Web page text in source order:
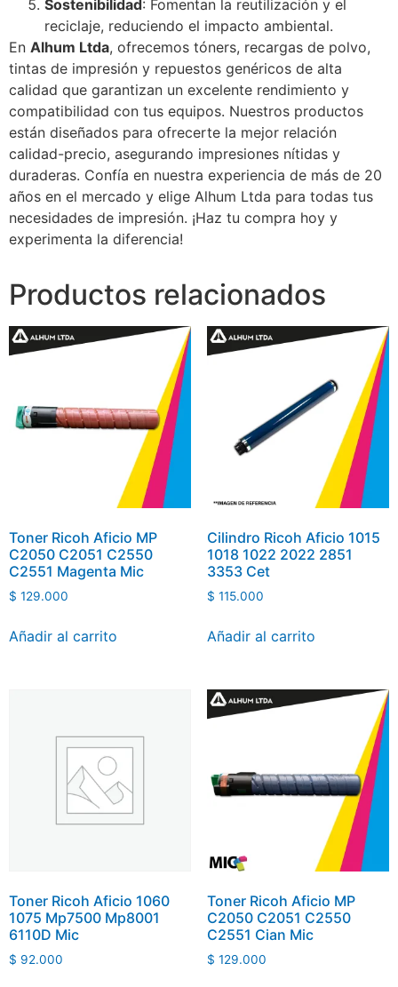
Sostenibilidad : Fomentan la reutilización y el
reciclaje, reduciendo el impacto ambiental.
En Alhum Ltda, ofrecemos tóners, recargas de polvo,
tintas de impresión y repuestos genéricos de alta
calidad que garantizan un excelente rendimiento y
compatibilidad con tus equipos. Nuestros productos
están diseñados para ofrecerte la mejor relación
calidad-precio, asegurando impresiones nítidas y
duraderas. Confía en nuestra experiencia de más de 20
años en el mercado y elige Alhum Ltda para todas tus
necesidades de impresión. ¡Haz tu compra hoy y
experimenta la diferencia!
Productos relacionados
Toner Ricoh Aficio MP
C2050 C2051 C2550
C2551 Magenta Mic
$ 129.000
Añadir al carrito
Cilindro Ricoh Aficio 1015
1018 1022 2022 2851
3353 Cet
$ 115.000
Añadir al carrito
Toner Ricoh Aficio 1060
1075 Mp7500 Mp8001
6110D Mic
$ 92.000
Toner Ricoh Aficio MP
C2050 C2051 C2550
C2551 Cian Mic
$ 129.000